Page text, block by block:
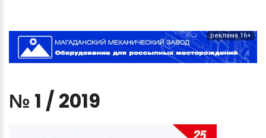
реклама 16+
№ 1 / 2019